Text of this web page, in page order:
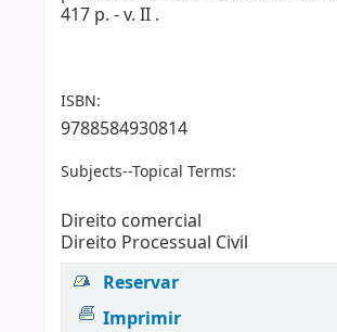
417 p. - v. II .
ISBN:
9788584930814
Subjects--Topical Terms:
Direito comercial
Direito Processual Civil
Reservar
Imprimir